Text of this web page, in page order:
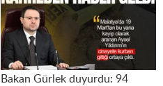
Bakan Gürlek duyurdu: 94